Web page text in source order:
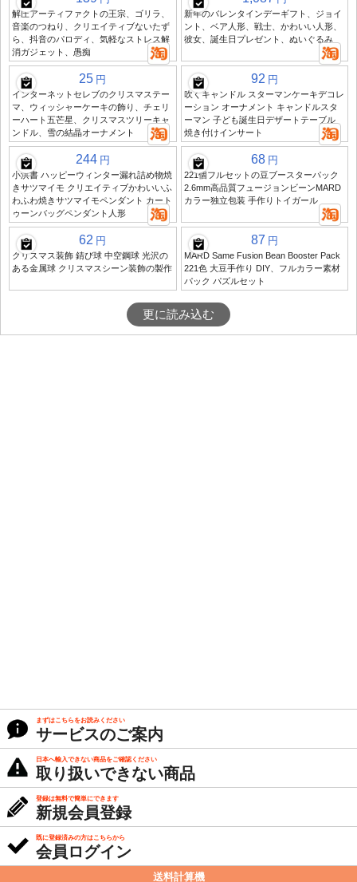
解圧アーティファクトの王宗、ゴリラ、
音楽のつねり、クリエイティブないたず
ら、抖音のパロディ、気軽なストレス解
消ガジェット、愚痴
新年のバレンタインデーギフト、ジョイ
ント、ベア人形、戦士、かわいい人形、
彼女、誕生日プレゼント、ぬいぐるみ
25 円
インターネットセレブのクリスマステー
マ、ウィッシャーケーキの飾り、チェリ
ーハート五芒星、クリスマスツリーキャ
ンドル、雪の結晶オーナメント
92 円
吹くキャンドル スターマンケーキデコレ
ーション オーナメント キャンドルスタ
ーマン 子ども誕生日デザートテーブル
焼き付けインサート
244 円
小洪書 ハッピーウィンター漏れ詰め物焼
きサツマイモ クリエイティブかわいいふ
わふわ焼きサツマイモペンダント カート
ゥーンバッグペンダント人形
68 円
221個フルセットの豆ブースターパック
2.6mm高品質フュージョンビーンMARD
カラー独立包装 手作りトイガール
62 円
クリスマス装飾 錆び球 中空鋼球 光沢の
ある金属球 クリスマスシーン装飾の製作
87 円
MARD Same Fusion Bean Booster Pack
221色 大豆手作り DIY、フルカラー素材
パック パズルセット
更に読み込む
まずはこちらをお読みください
サービスのご案内
日本へ輸入できない商品をご確認ください
取り扱いできない商品
登録は無料で簡単にできます
新規会員登録
既に登録済みの方はこちらから
会員ログイン
送料計算機